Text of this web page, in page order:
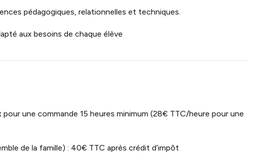
pédagogiques, relationnelles et techniques.
aux besoins de chaque élève
pour une commande 15 heures minimum (28€ TTC/heure pour une
de la famille) : 40€ TTC après crédit d’impôt